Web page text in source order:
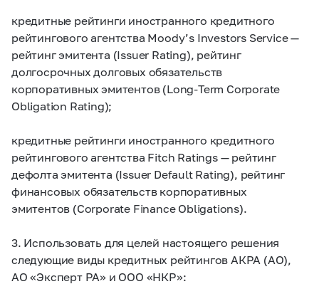
кредитные рейтинги иностранного кредитного
рейтингового агентства Moody’s Investors Service —
рейтинг эмитента (Issuer Rating), рейтинг
долгосрочных долговых обязательств
корпоративных эмитентов (Long-Term Corporate
Obligation Rating);
кредитные рейтинги иностранного кредитного
рейтингового агентства Fitch Ratings — рейтинг
дефолта эмитента (Issuer Default Rating), рейтинг
финансовых обязательств корпоративных
эмитентов (Corporate Finance Obligations).
3. Использовать для целей настоящего решения
следующие виды кредитных рейтингов АКРА (АО),
АО «Эксперт РА» и ООО «НКР»: